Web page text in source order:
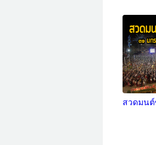
สวดมนต์